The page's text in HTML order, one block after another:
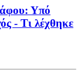
Υπό
- Τι λέχθηκε